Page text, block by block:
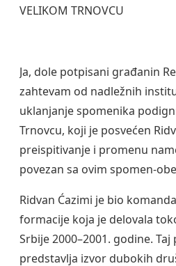
VELIKOM TRNOVCU
Ja, dole potpisani građanin
zahtevam od nadležnih
uklanjanje spomenika
Trnovcu, koji je posvećen
preispitivanje i promenu
povezan sa ovim spomen-
Ridvan Ćazimi je bio
formacije koja je delovala
Srbije 2000–2001. godine.
predstavlja izvor dubokih